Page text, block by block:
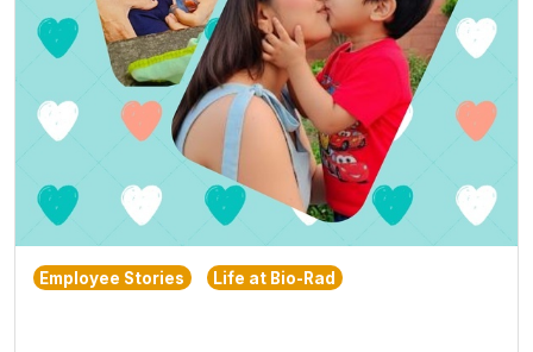
Employee Stories Life at Bio-Rad